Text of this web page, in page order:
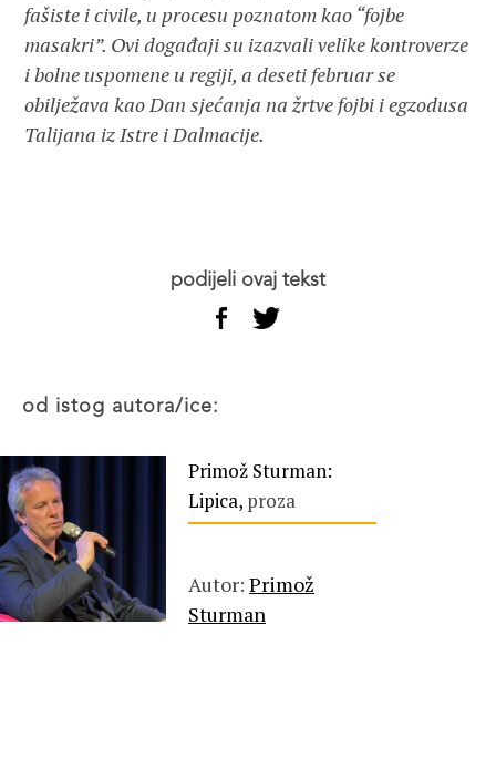
fašiste i civile, u procesu poznatom kao “fojbe
masakri”. Ovi događaji su izazvali velike kontroverze
i bolne uspomene u regiji, a deseti februar se
obilježava kao Dan sjećanja na žrtve fojbi i egzodusa
Talijana iz Istre i Dalmacije.
podijeli ovaj tekst
od istog autora/ice:
Primož Sturman:
Lipica, proza
Autor: Primož
Sturman